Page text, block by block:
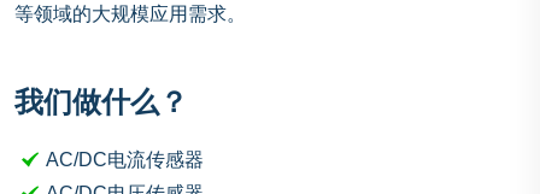
等领域的大规模应用需求。
我们做什么？
AC/DC电流传感器